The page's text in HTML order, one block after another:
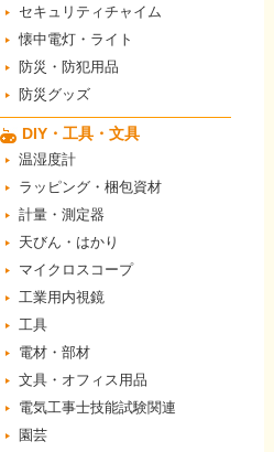
セキュリティチャイム
懐中電灯・ライト
防災・防犯用品
防災グッズ
DIY・工具・文具
温湿度計
ラッピング・梱包資材
計量・測定器
天びん・はかり
マイクロスコープ
工業用内視鏡
工具
電材・部材
文具・オフィス用品
電気工事士技能試験関連
園芸